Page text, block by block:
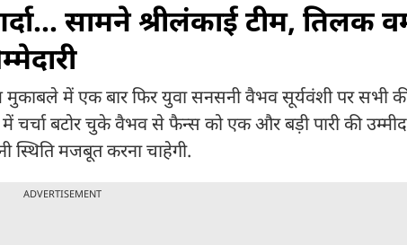
सामने श्रीलंकाई टीम, तिलक
में एक बार फिर युवा सनसनी वैभव सूर्यवंशी पर सभी
चर्चा बटोर चुके वैभव से फैन्स को एक और बड़ी पारी की
स्थिति मजबूत करना चाहेगी.
ADVERTISEMENT